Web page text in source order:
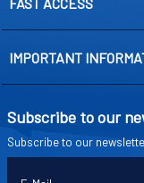
IMPORTANT
Subscribe to our
Subscribe to our